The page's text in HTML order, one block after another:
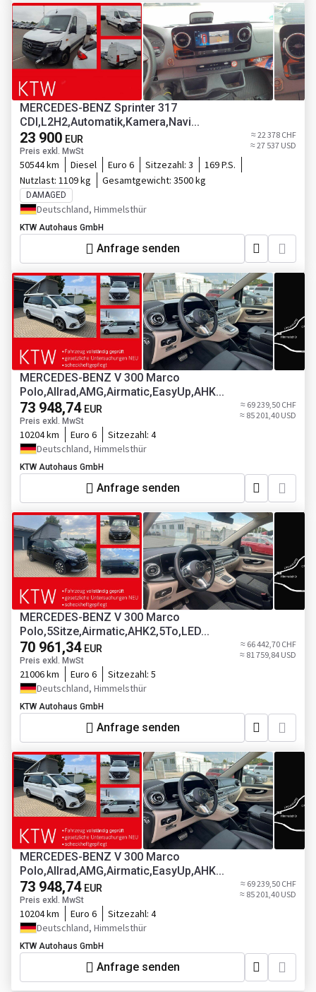
MERCEDES-BENZ Sprinter 317
CDI,L2H2,Automatik,Kamera,Navi...
23 900 EUR
Preis exkl. MwSt
≈ 22 378 CHF
≈ 27 537 USD
50544 km Diesel Euro 6 Sitzezahl: 3
169 P.S.
Nutzlast: 1109 kg Gesamtgewicht: 3500 kg
DAMAGED
Deutschland, Himmelsthür
KTW Autohaus GmbH
Anfrage senden
MERCEDES-BENZ V 300 Marco
Polo,Allrad,AMG,Airmatic,EasyUp,AHK...
73 948,74 EUR
Preis exkl. MwSt
≈ 69 239,50 CHF
≈ 85 201,40 USD
10204 km Euro 6 Sitzezahl: 4
Deutschland, Himmelsthür
KTW Autohaus GmbH
Anfrage senden
MERCEDES-BENZ V 300 Marco
Polo,5Sitze,Airmatic,AHK2,5To,LED...
70 961,34 EUR
Preis exkl. MwSt
≈ 66 442,70 CHF
≈ 81 759,84 USD
21006 km Euro 6 Sitzezahl: 5
Deutschland, Himmelsthür
KTW Autohaus GmbH
Anfrage senden
MERCEDES-BENZ V 300 Marco
Polo,Allrad,AMG,Airmatic,EasyUp,AHK...
73 948,74 EUR
Preis exkl. MwSt
≈ 69 239,50 CHF
≈ 85 201,40 USD
10204 km Euro 6 Sitzezahl: 4
Deutschland, Himmelsthür
KTW Autohaus GmbH
Anfrage senden